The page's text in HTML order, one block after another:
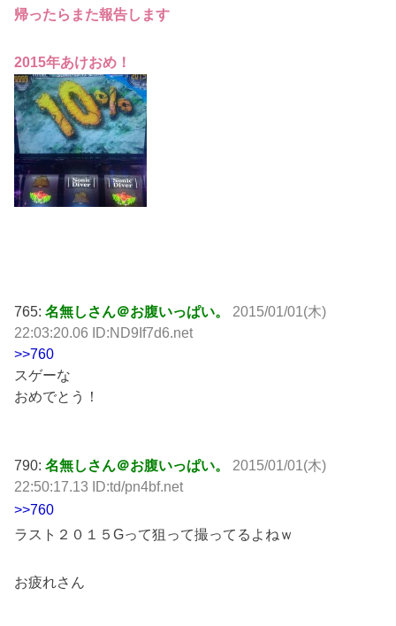
帰ったらまた報告します
2015年あけおめ！
765:名無しさん＠お腹いっぱい。
2015/01/01(木)
22:03:20.06 ID:ND9If7d6.net
>>760
スゲーな
おめでとう！
790:名無しさん＠お腹いっぱい。
2015/01/01(木)
22:50:17.13 ID:td/pn4bf.net
>>760
ラスト２０１５Gって狙って撮ってるよねｗ
お疲れさん